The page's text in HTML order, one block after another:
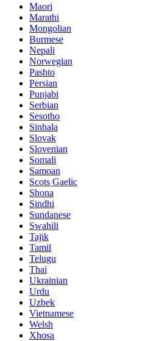
Maori
Marathi
Mongolian
Burmese
Nepali
Norwegian
Pashto
Persian
Punjabi
Serbian
Sesotho
Sinhala
Slovak
Slovenian
Somali
Samoan
Scots Gaelic
Shona
Sindhi
Sundanese
Swahili
Tajik
Tamil
Telugu
Thai
Ukrainian
Urdu
Uzbek
Vietnamese
Welsh
Xhosa